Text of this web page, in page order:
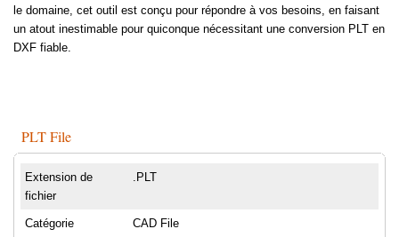
le domaine, cet outil est conçu pour répondre à vos besoins, en faisant
un atout inestimable pour quiconque nécessitant une conversion PLT en
DXF fiable.
PLT File
Extension de
fichier
.PLT
Catégorie CAD File